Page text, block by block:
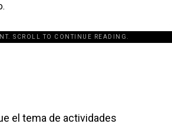
SCROLL TO CONTINUE READING.
id="243463"]
el tema de actividades